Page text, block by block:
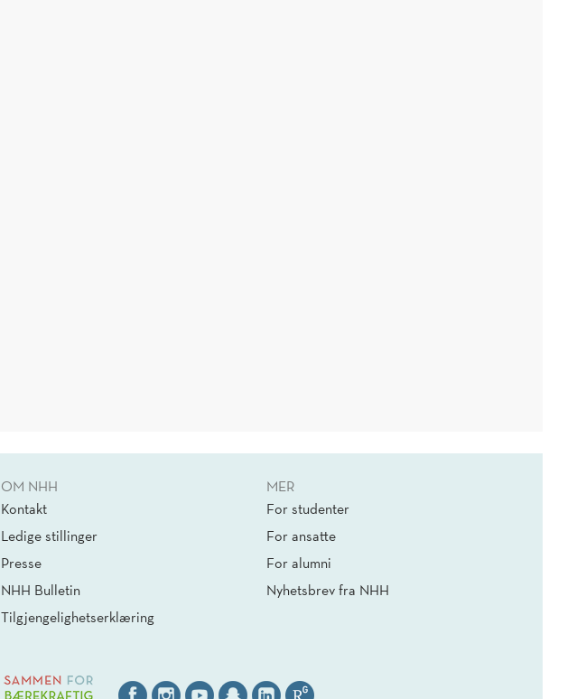
OM NHH
Kontakt
Ledige stillinger
Presse
NHH Bulletin
Tilgjengelighetserklæring
MER
For studenter
For ansatte
For alumni
Nyhetsbrev fra NHH